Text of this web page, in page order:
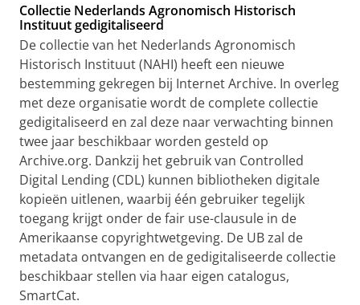
Collectie Nederlands Agronomisch Historisch
Instituut gedigitaliseerd
De collectie van het Nederlands Agronomisch
Historisch Instituut (NAHI) heeft een nieuwe
bestemming gekregen bij Internet Archive. In overleg
met deze organisatie wordt de complete collectie
gedigitaliseerd en zal deze naar verwachting binnen
twee jaar beschikbaar worden gesteld op
Archive.org. Dankzij het gebruik van Controlled
Digital Lending (CDL) kunnen bibliotheken digitale
kopieën uitlenen, waarbij één gebruiker tegelijk
toegang krijgt onder de fair use-clausule in de
Amerikaanse copyrightwetgeving. De UB zal de
metadata ontvangen en de gedigitaliseerde collectie
beschikbaar stellen via haar eigen catalogus,
SmartCat.